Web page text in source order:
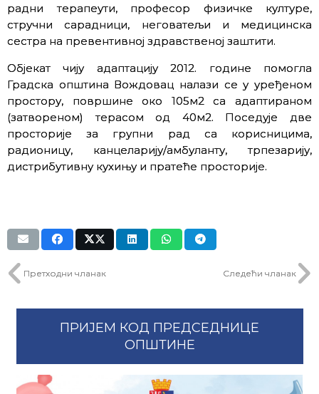
радни терапеути, професор физичке културе,
стручни сарадници, неговатељи и медицинска
сестра на превентивној здравственој заштити.
Објекат чију адаптацију 2012. године помогла
Градска општина Вождовац налази се у уређеном
простору, површине око 105м2 са адаптираном
(затвореном) терасом од 40м2. Поседује две
просторије за групни рад са корисницима,
радионицу, канцеларију/амбуланту, трпезарију,
дистрибутивну кухињу и пратеће просторије.
Претходни чланак Следећи чланак
ПРИЈЕМ КОД ПРЕДСЕДНИЦЕ
ОПШТИНЕ